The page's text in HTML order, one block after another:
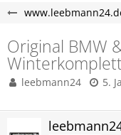
Original BMW
leebmann24 5.